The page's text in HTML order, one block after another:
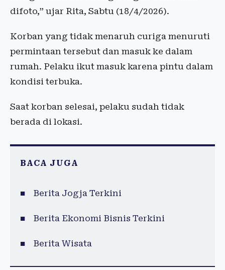
difoto,” ujar Rita, Sabtu (18/4/2026).
Korban yang tidak menaruh curiga menuruti
permintaan tersebut dan masuk ke dalam
rumah. Pelaku ikut masuk karena pintu dalam
kondisi terbuka.
Saat korban selesai, pelaku sudah tidak
berada di lokasi.
BACA JUGA
Berita Jogja Terkini
Berita Ekonomi Bisnis Terkini
Berita Wisata